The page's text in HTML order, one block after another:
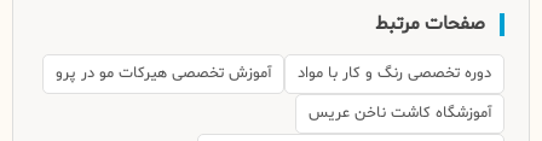
صفحات مرتبط
دوره تخصصی رنگ و کار با مواد
آموزش تخصصی هیرکات مو در پرو
آموزشگاه کاشت ناخن عریس